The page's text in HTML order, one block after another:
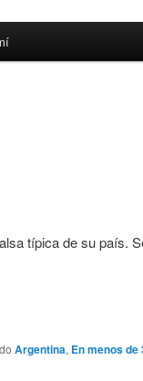
típica de su país.
Argentina, En menos